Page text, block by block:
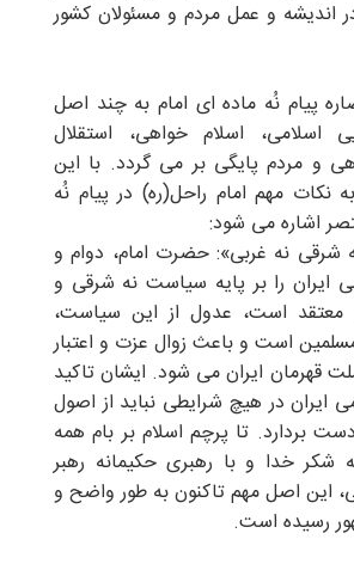
اندیشه و عمل مردم و مسئولان کشور
پیام نُه ماده ای امام به چند اصل
اسلامی، اسلام خواهی، استقلال
و مردم پایگی بر می گردد. با این
نکات مهم امام راحل(ره) در پیام نُه
اشاره می شود:
شرقی نه غربی»: حضرت امام، دوام و
ایران را بر پایه سیاست نه شرقى و
معتقد است، عدول از این سیاست،
است و باعث زوال عزت و اعتبار
قهرمان ایران می شود. ایشان تاکید
ایران در هیچ شرایطی نباید از اصول
بردارد. تا پرچم اسلام بر بام همه
شکر خدا و با رهبری حکیمانه رهبر
این اصل مهم تاکنون به طور واضح و
رسیده است.